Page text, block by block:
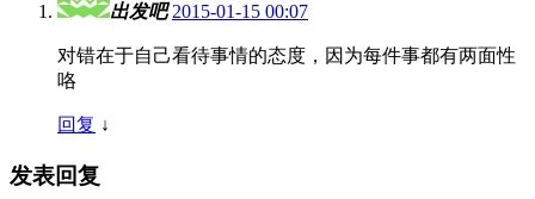
出发吧 2015-01-15 00:07
对错在于自己看待事情的态度，因为每件事都有两面性
咯
回复 ↓
发表回复